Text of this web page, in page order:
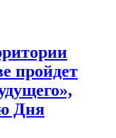
пройдет
Дня